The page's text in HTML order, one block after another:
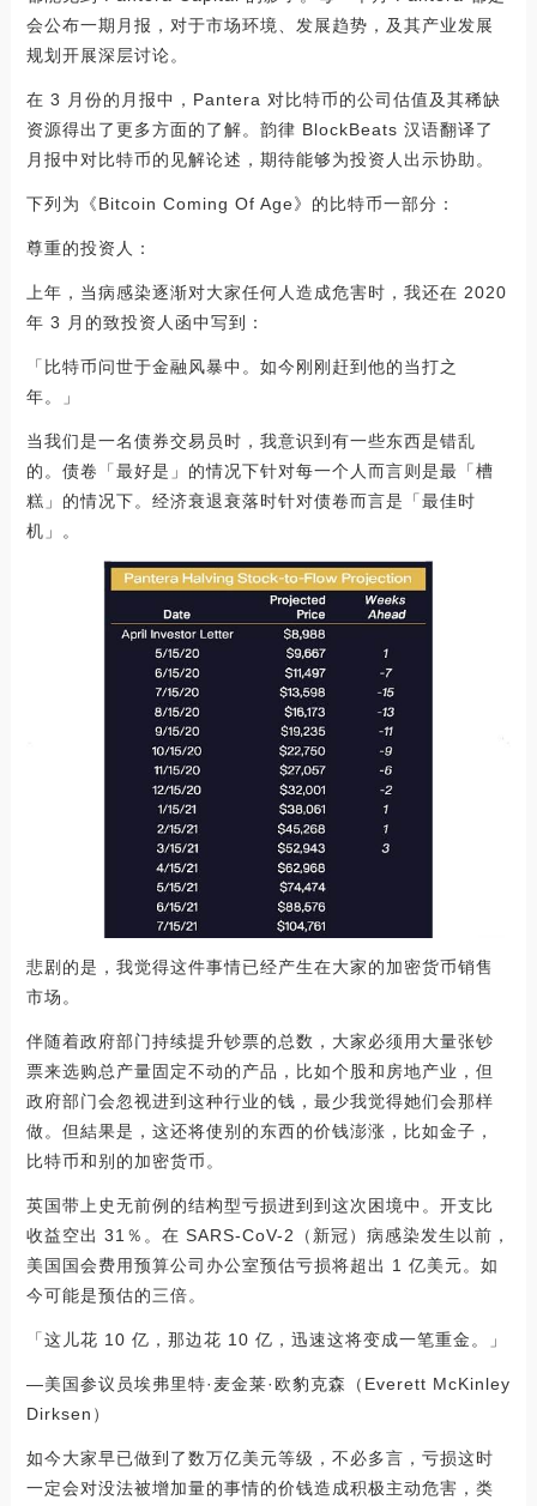
会公布一期月报，对于市场环境、发展趋势，及其产业发展
规划开展深层讨论。
在 3 月份的月报中，Pantera 对比特币的公司估值及其稀缺
资源得出了更多方面的了解。韵律 BlockBeats 汉语翻译了
月报中对比特币的见解论述，期待能够为投资人出示协助。
下列为《Bitcoin Coming Of Age》的比特币一部分：
尊重的投资人：
上年，当病感染逐渐对大家任何人造成危害时，我还在 2020
年 3 月的致投资人函中写到：
「比特币问世于金融风暴中。如今刚刚赶到他的当打之
年。」
当我们是一名债券交易员时，我意识到有一些东西是错乱
的。债卷「最好是」的情况下针对每一个人而言则是最「槽
糕」的情况下。经济衰退衰落时针对债卷而言是「最佳时
机」。
悲剧的是，我觉得这件事情已经产生在大家的加密货币销售
市场。
伴随着政府部门持续提升钞票的总数，大家必须用大量张钞
票来选购总产量固定不动的产品，比如个股和房地产业，但
政府部门会忽视进到这种行业的钱，最少我觉得她们会那样
做。但結果是，这还将使别的东西的价钱澎涨，比如金子，
比特币和别的加密货币。
英国带上史无前例的结构型亏损进到到这次困境中。开支比
收益空出 31％。在 SARS-CoV-2（新冠）病感染发生以前，
美国国会费用预算公司办公室预估亏损将超出 1 亿美元。如
今可能是预估的三倍。
「这儿花 10 亿，那边花 10 亿，迅速这将变成一笔重金。」
—美国参议员埃弗里特·麦金莱·欧豹克森（Everett McKinley
Dirksen）
如今大家早已做到了数万亿美元等级，不必多言，亏损这时
一定会对没法被增加量的事情的价钱造成积极主动危害，类